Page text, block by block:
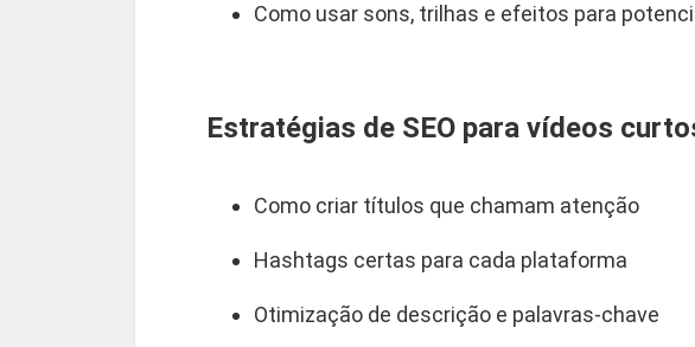
Como usar sons, trilhas e efeitos para
Estratégias de SEO para vídeos
Como criar títulos que chamam atenção
Hashtags certas para cada plataforma
Otimização de descrição e palavras-chave